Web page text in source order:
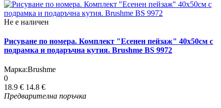
Не е наличен
Рисуване по номера. Комплект "Есенен пейзаж" 40х50см с
подрамка и подаръчна кутия. Brushme BS 9972
Марка:Brushme
0
18.9 € 14.8 €
Предварителна поръчка